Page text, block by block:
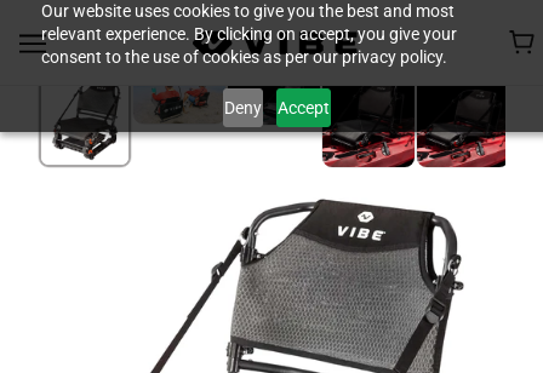
Our website uses cookies to give you the best and most
relevant experience. By clicking on accept, you give your
consent to the use of cookies as per our privacy policy.
Deny Accept